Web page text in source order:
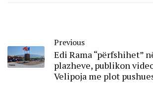
Previous
Edi Rama “përfshihet”
plazheve, publikon
Velipoja me plot